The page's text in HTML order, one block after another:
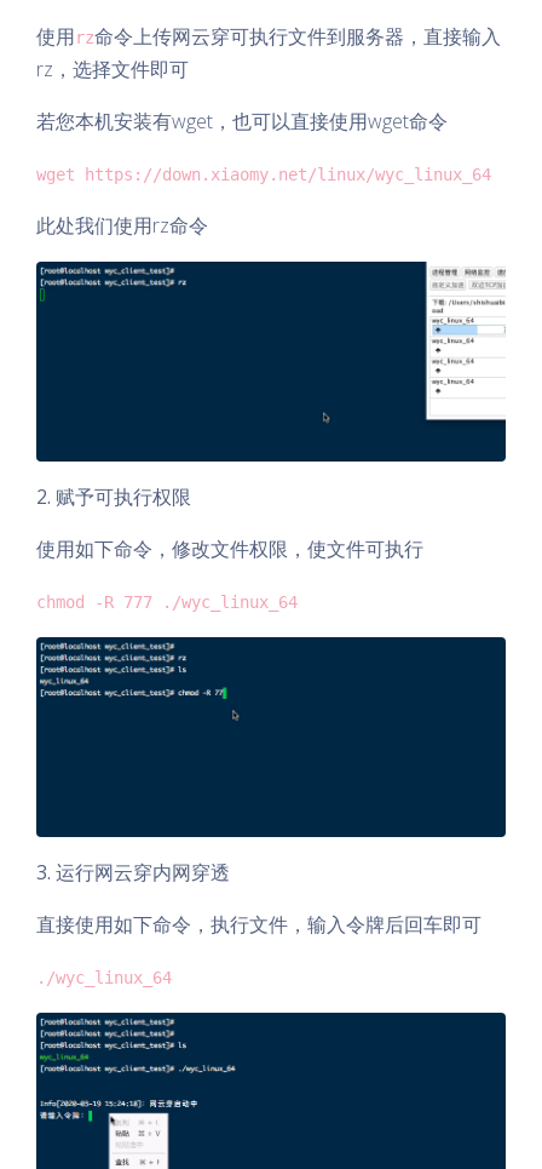
使用rz命令上传网云穿可执行文件到服务器，直接输入
rz，选择文件即可
若您本机安装有wget，也可以直接使用wget命令
wget https://down.xiaomy.net/linux/wyc_linux_64
此处我们使用rz命令
2. 赋予可执行权限
使用如下命令，修改文件权限，使文件可执行
chmod -R 777 ./wyc_linux_64
3. 运行网云穿内网穿透
直接使用如下命令，执行文件，输入令牌后回车即可
./wyc_linux_64